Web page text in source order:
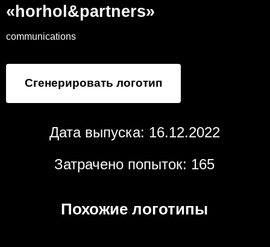
«horhol&partners»
communications
Сгенерировать логотип
Дата выпуска: 16.12.2022
Затрачено попыток: 165
Похожие логотипы